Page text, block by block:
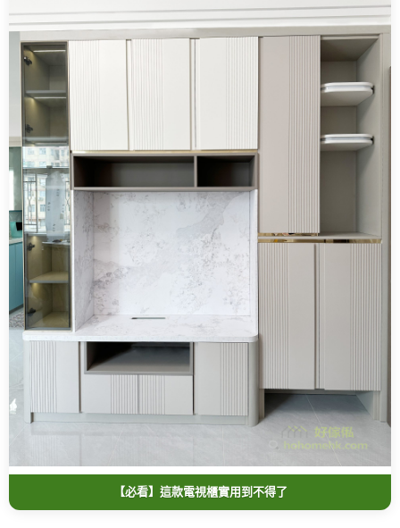
【必看】這款電視櫃實用到不得了